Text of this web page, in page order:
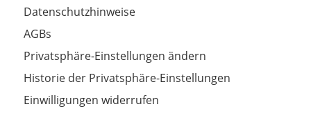
Datenschutzhinweise
AGBs
Privatsphäre-Einstellungen ändern
Historie der Privatsphäre-Einstellungen
Einwilligungen widerrufen